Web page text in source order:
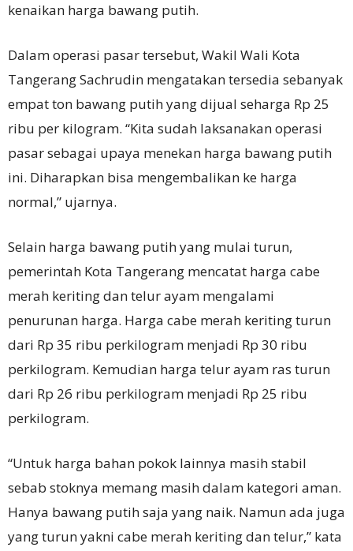
kenaikan harga bawang putih.
Dalam operasi pasar tersebut, Wakil Wali Kota
Tangerang Sachrudin mengatakan tersedia sebanyak
empat ton bawang putih yang dijual seharga Rp 25
ribu per kilogram. “Kita sudah laksanakan operasi
pasar sebagai upaya menekan harga bawang putih
ini. Diharapkan bisa mengembalikan ke harga
normal,” ujarnya.
Selain harga bawang putih yang mulai turun,
pemerintah Kota Tangerang mencatat harga cabe
merah keriting dan telur ayam mengalami
penurunan harga. Harga cabe merah keriting turun
dari Rp 35 ribu perkilogram menjadi Rp 30 ribu
perkilogram. Kemudian harga telur ayam ras turun
dari Rp 26 ribu perkilogram menjadi Rp 25 ribu
perkilogram.
“Untuk harga bahan pokok lainnya masih stabil
sebab stoknya memang masih dalam kategori aman.
Hanya bawang putih saja yang naik. Namun ada juga
yang turun yakni cabe merah keriting dan telur,” kata